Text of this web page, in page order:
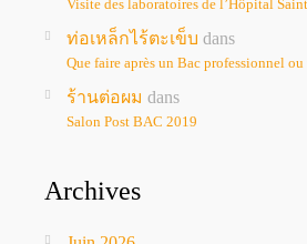
Visite des laboratoires de l’Hôpital
ท่อเหล็กไร้ตะเข็บ dans
Que faire après un Bac professionnel
ร้านต่อผม dans
Salon Post BAC 2019
Archives